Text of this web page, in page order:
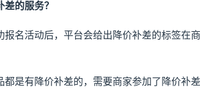
的服务？
报名活动后，平台会给出降价补差的标签在
是有降价补差的，需要商家参加了降价补